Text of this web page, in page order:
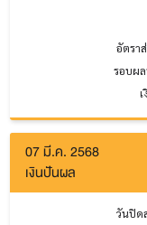
อัตรา
รอบผ
07 มี.ค. 2568
เงินปันผล
วันปิด